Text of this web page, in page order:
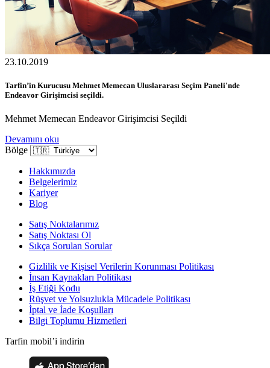
23.10.2019
Tarfin’in Kurucusu Mehmet Memecan Uluslararası Seçim Paneli'nde
Endeavor Girişimcisi seçildi.
Mehmet Memecan Endeavor Girişimcisi Seçildi
Devamını oku
Bölge
Hakkımızda
Belgelerimiz
Kariyer
Blog
Satış Noktalarımız
Satış Noktası Ol
Sıkça Sorulan Sorular
Gizlilik ve Kişisel Verilerin Korunması Politikası
İnsan Kaynakları Politikası
İş Etiği Kodu
Rüşvet ve Yolsuzlukla Mücadele Politikası
İptal ve İade Koşulları
Bilgi Toplumu Hizmetleri
Tarfin mobil’i indirin